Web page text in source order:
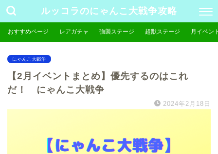
ルッコラのにゃんこ大戦争攻略
おすすめページ レアガチャ 強襲ステージ 超獣ステージ 月イベン
にゃんこ大戦争
【2月イベントまとめ】優先するのはこれ
だ！ にゃんこ大戦争
2024年2月18日